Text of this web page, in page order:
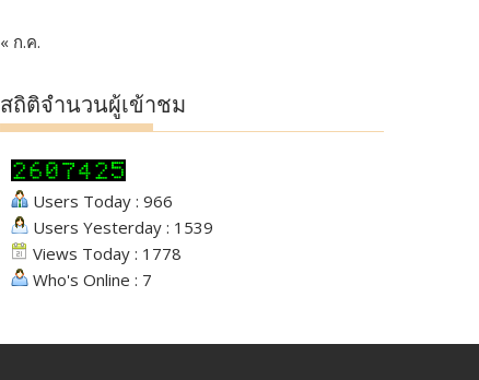
« ก.ค.
สถิติจำนวนผู้เข้าชม
Users Today : 966
Users Yesterday : 1539
Views Today : 1778
Who's Online : 7